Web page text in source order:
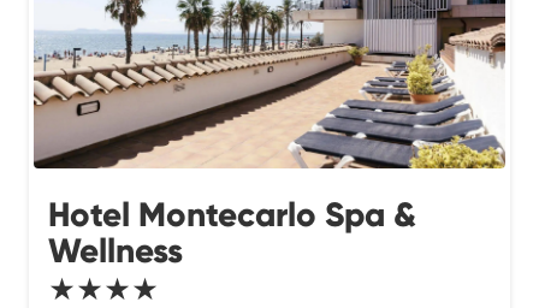
Hotel Montecarlo Spa &
Wellness
★★★★